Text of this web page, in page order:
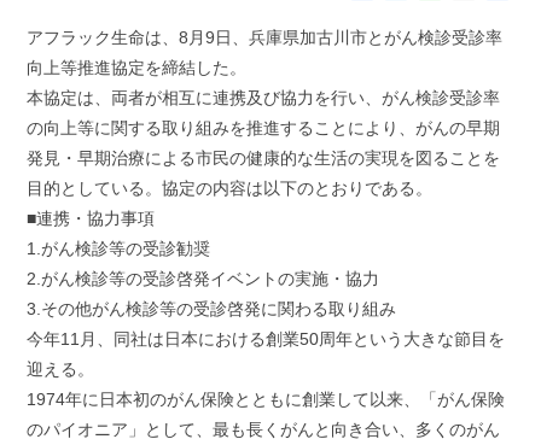
c
o
o
k
i
e
n
a
アフラック生命は、8月9日、兵庫県加古川市とがん検診受診率
向上等推進協定を締結した。
本協定は、両者が相互に連携及び協力を行い、がん検診受診率
の向上等に関する取り組みを推進することにより、がんの早期
発見・早期治療による市民の健康的な生活の実現を図ることを
目的としている。協定の内容は以下のとおりである。
■連携・協力事項
1.がん検診等の受診勧奨
2.がん検診等の受診啓発イベントの実施・協力
3.その他がん検診等の受診啓発に関わる取り組み
今年11月、同社は日本における創業50周年という大きな節目を
迎える。
1974年に日本初のがん保険とともに創業して以来、「がん保険
のパイオニア」として、最も長くがんと向き合い、多くのがん